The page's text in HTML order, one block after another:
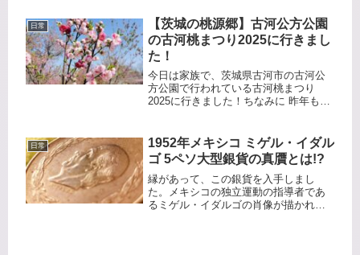
F:D: IND: IMP」という文字はラテン
語...
日常
【茨城の桃源郷】古河公方公園
の古河桃まつり2025に行きまし
た！
今日は家族で、茨城県古河市の古河公
方公園で行われている古河桃まつり
2025に行きました！ちなみに 昨年も行
りました。桃まつり開催期間中は 駐車
場代で500円が徴収されます...
日常
1952年メキシコ ミゲル・イダル
ゴ 5ペソ大型銀貨の真贋とは!?
縁があって、この銀貨を入手しまし
た。メキシコの独立運動の指導者であ
るミゲル・イダルゴの肖像が描かれた